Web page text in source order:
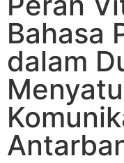
Bahasa
dalam